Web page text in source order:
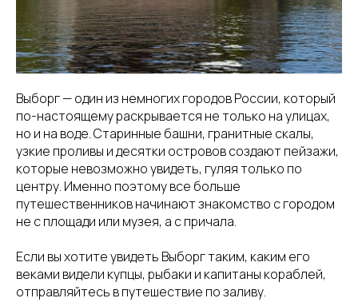
Выборг — один из немногих городов России, который
по-настоящему раскрывается не только на улицах,
но и на воде. Старинные башни, гранитные скалы,
узкие проливы и десятки островов создают пейзажи,
которые невозможно увидеть, гуляя только по
центру. Именно поэтому все больше
путешественников начинают знакомство с городом
не с площади или музея, а с причала.
Если вы хотите увидеть Выборг таким, каким его
веками видели купцы, рыбаки и капитаны кораблей,
отправляйтесь в путешествие по заливу.